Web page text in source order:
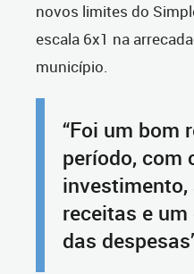
novos limites do
escala 6x1 na
município.
“Foi um bom
período, com
receitas e
das